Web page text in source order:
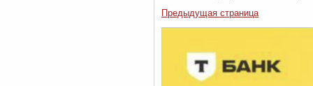
Предыдущая страница